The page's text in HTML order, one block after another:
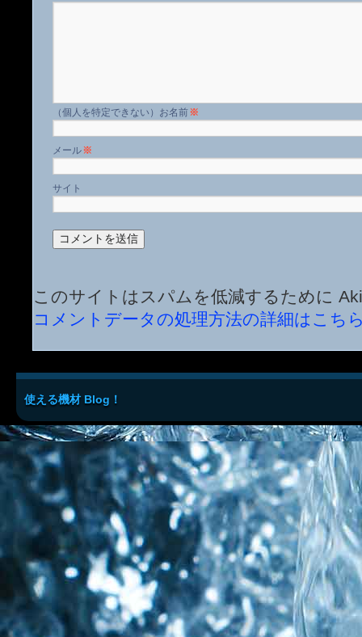
名前※
メール※
サイト
このサイトはスパムを低減するために
コメントデータの処理方法の詳細はこち
使える機材 Blog！